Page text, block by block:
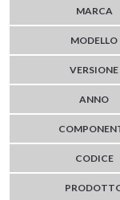
MARCA
MODELLO
VERSIONE
ANNO
CODICE